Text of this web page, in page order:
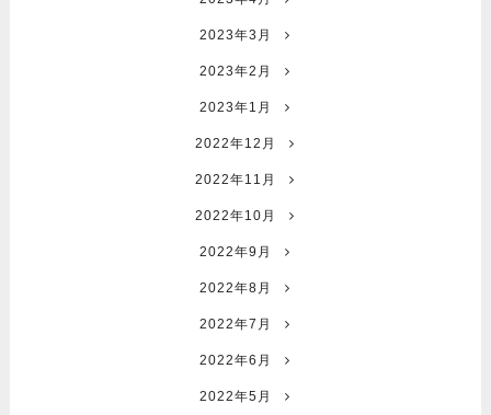
2023年3月
2023年2月
2023年1月
2022年12月
2022年11月
2022年10月
2022年9月
2022年8月
2022年7月
2022年6月
2022年5月